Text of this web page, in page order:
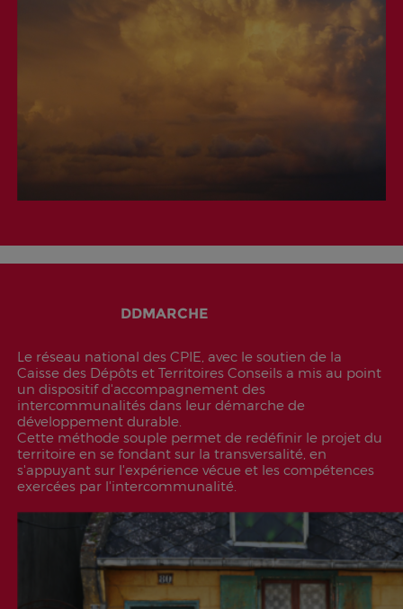
DDMARCHE
Le réseau national des CPIE, avec le soutien de la
Caisse des Dépôts et Territoires Conseils a mis au point
un dispositif d'accompagnement des
intercommunalités dans leur démarche de
développement durable.
Cette méthode souple permet de redéfinir le projet du
territoire en se fondant sur la transversalité, en
s'appuyant sur l'expérience vécue et les compétences
exercées par l'intercommunalité.